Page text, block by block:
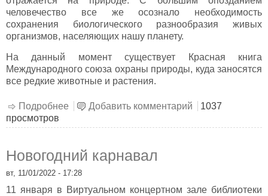
человечество все же осознало необходимость
сохранения биологического разнообразия живых
организмов, населяющих нашу планету.
На данный момент существует Красная книга
Международного союза охраны природы, куда заносятся
все редкие животные и растения.
Подробнее о По страницам Красной книги
Добавить комментарий
1037
просмотров
Новогодний карнавал
вт, 11/01/2022 - 17:28
11 января в Виртуальном концертном зале библиотеки